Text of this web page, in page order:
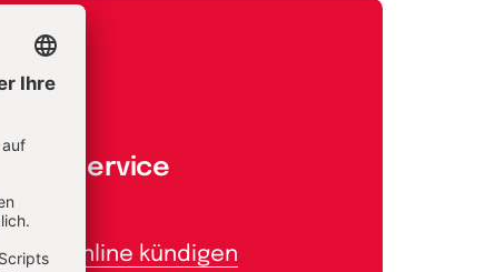
Aboservice
Abo online kündigen